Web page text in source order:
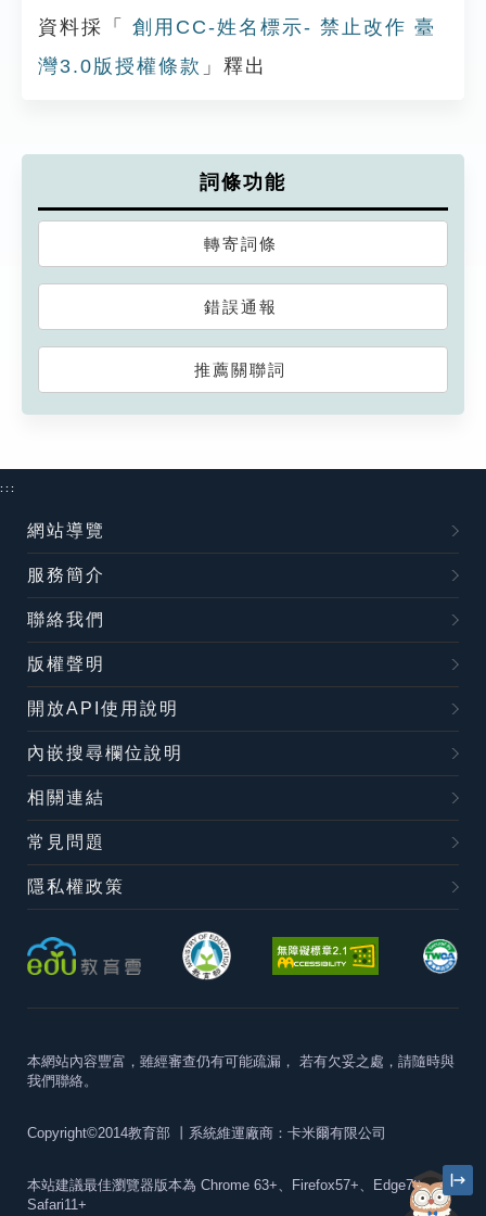
資料採「
創用CC-姓名標示- 禁止改作 臺
灣3.0版授權條款 」釋出
詞條功能
轉寄詞條
錯誤通報
推薦關聯詞
:::
網站導覽
服務簡介
聯絡我們
版權聲明
開放API使用說明
內嵌搜尋欄位說明
相關連結
常見問題
隱私權政策
本網站內容豐富，雖經審查仍有可能疏漏， 若有欠妥之處，請隨時與
我們聯絡。
Copyright©2014教育部 丨系統維運廠商：卡米爾有限公司
本站建議最佳瀏覽器版本為 Chrome 63+、Firefox57+、Edge79+及
Safari11+